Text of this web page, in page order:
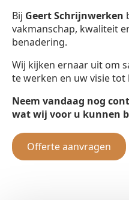
Bij Geert Schrijnwerken
vakmanschap, kwaliteit
benadering.
Wij kijken ernaar uit om
te werken en uw visie tot
Neem vandaag nog
wat wij voor u kunnen
Offerte aanvragen